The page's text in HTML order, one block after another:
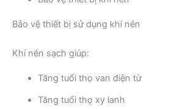
Bảo vệ thiết bị sử dụng khí nén
Khí nén sạch giúp:
Tăng tuổi thọ van điện từ
Tăng tuổi thọ xy lanh